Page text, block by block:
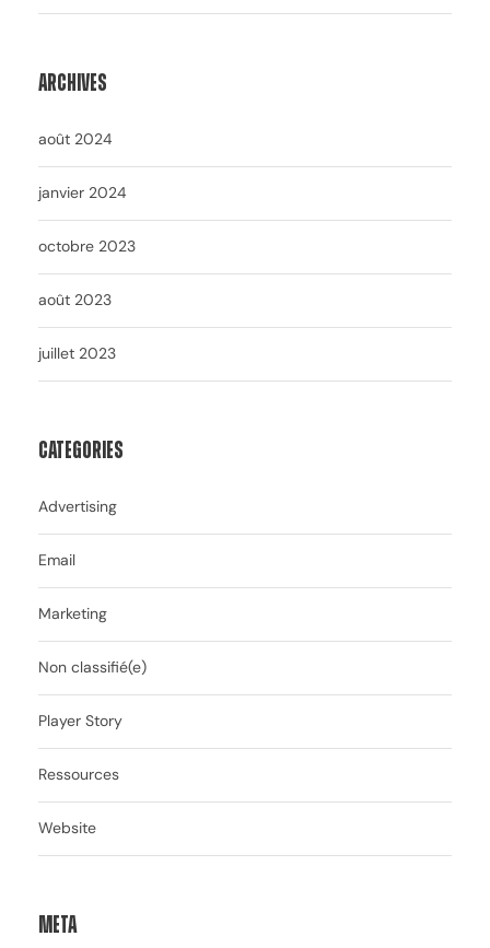
Archives
août 2024
janvier 2024
octobre 2023
août 2023
juillet 2023
Categories
Advertising
Email
Marketing
Non classifié(e)
Player Story
Ressources
Website
Meta